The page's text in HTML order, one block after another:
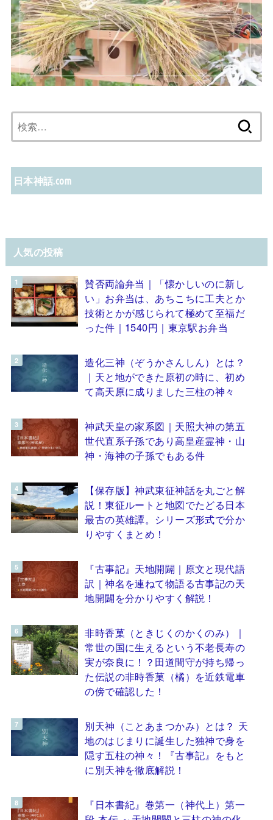
索:
日本神話.com
人気の投稿
賛否両論弁当｜「懐かしいのに新し
い」お弁当は、あちこちに工夫とか
技術とかが感じられて極めて至福だ
った件｜1540円｜東京駅お弁当
造化三神（ぞうかさんしん）とは？
｜天と地ができた原初の時に、初め
て高天原に成りました三柱の神々
神武天皇の家系図｜天照大神の第五
世代直系子孫であり高皇産霊神・山
神・海神の子孫でもある件
【保存版】神武東征神話を丸ごと解
説！東征ルートと地図でたどる日本
最古の英雄譚。シリーズ形式で分か
りやすくまとめ！
『古事記』天地開闢｜原文と現代語
訳｜神名を連ねて物語る古事記の天
地開闢を分かりやすく解説！
非時香菓（ときじくのかくのみ）｜
常世の国に生えるという不老長寿の
実が奈良に！？田道間守が持ち帰っ
た伝説の非時香菓（橘）を近鉄電車
の傍で確認した！
別天神（ことあまつかみ）とは？ 天
地のはじまりに誕生した独神で身を
隠す五柱の神々！『古事記』をもと
に別天神を徹底解説！
『日本書紀』巻第一（神代上）第一